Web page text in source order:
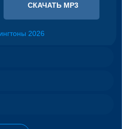
СКАЧАТЬ MP3
2026